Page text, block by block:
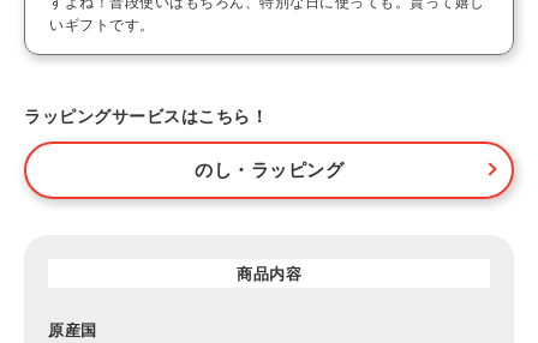
いギフトです。
ラッピングサービスはこちら！
のし・ラッピング
商品内容
原産国